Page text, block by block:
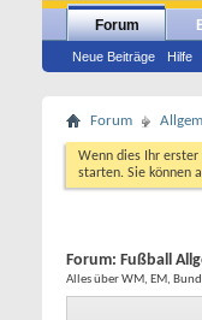
Forum
Neue Beiträge Hilfe
Forum
Wenn dies Ihr
starten. Sie können
Forum: Fußball
Alles über WM, EM,